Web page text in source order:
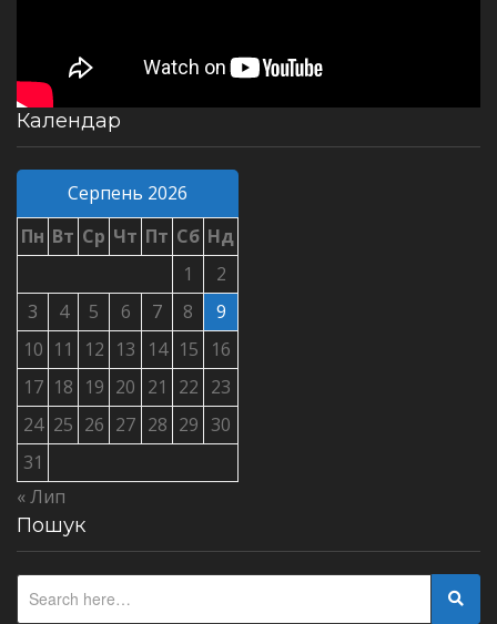
Календар
Серпень 2026
Пн Вт Ср Чт Пт Сб Нд
1
2
3
4 5 6 7 8
9
10 11 12 13 14 15
16
17 18 19 20 21 22 23
24 25 26 27 28 29 30
31
« Лип
Пошук